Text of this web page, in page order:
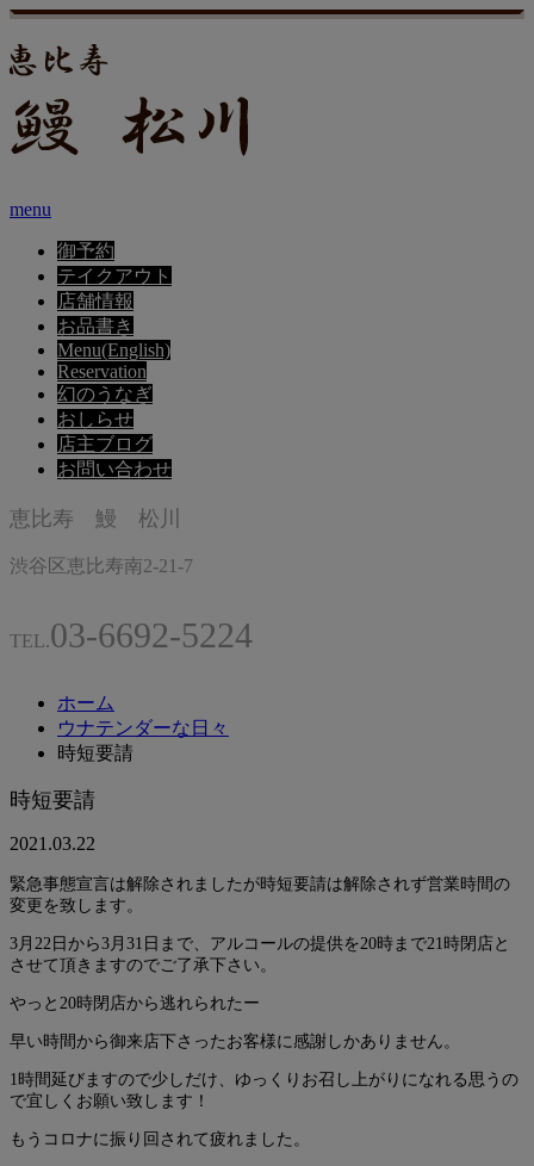
menu
御予約
テイクアウト
店舗情報
お品書き
Menu(English)
Reservation
幻のうなぎ
おしらせ
店主ブログ
お問い合わせ
恵比寿 鰻 松川
渋谷区恵比寿南2-21-7
TEL.03-6692-5224
ホーム
ウナテンダーな日々
時短要請
時短要請
2021.03.22
緊急事態宣言は解除されましたが時短要請は解除されず営業時間の
変更を致します。
3月22日から3月31日まで、アルコールの提供を20時まで21時閉店と
させて頂きますのでご了承下さい。
やっと20時閉店から逃れられたー
早い時間から御来店下さったお客様に感謝しかありません。
1時間延びますので少しだけ、ゆっくりお召し上がりになれる思うの
で宜しくお願い致します！
もうコロナに振り回されて疲れました。